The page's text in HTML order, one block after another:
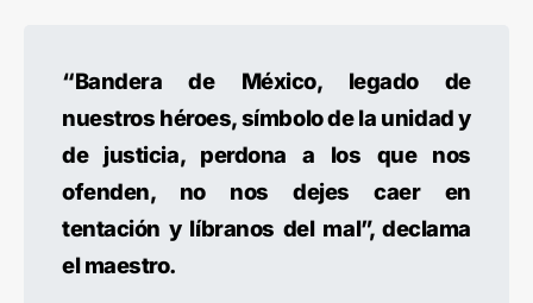
“Bandera de México, legado de
nuestros héroes, símbolo de la unidad y
de justicia, perdona a los que nos
ofenden, no nos dejes caer en
tentación y líbranos del mal”, declama
el maestro.